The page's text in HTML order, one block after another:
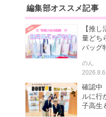
編集部オススメ記事
【推
量どち
バッグ
のん
2026.8.6
確認中
ルに行
子高生